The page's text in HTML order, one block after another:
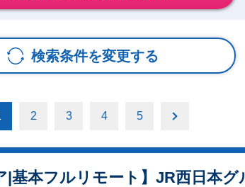
検索条件を変更する
2 3 4 5
|基本フルリモート】JR西日本